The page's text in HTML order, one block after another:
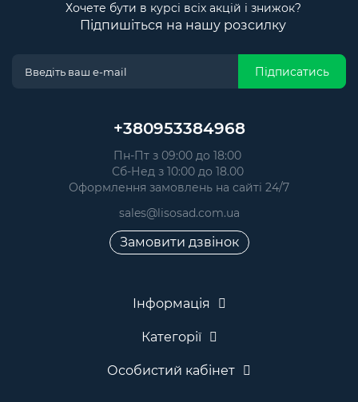
Хочете бути в курсі всіх акцій і знижок?
Підпишіться на нашу розсилку
Підписатись
+380953384968
Пн-Пт з 09:00 до 18:00
Сб-Нед з 10:00 до 18.00
Оформлення замовлень на сайті 24/7
sales@lisosad.com.ua
Замовити дзвінок
Інформація
Категорії
Особистий кабінет